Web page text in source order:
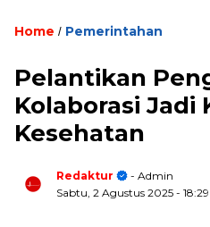
Home / Pemerintahan
Pelantikan
Kolaborasi
Kesehatan
Redaktur
- Admin
Sabtu, 2 Agustus 2025 -